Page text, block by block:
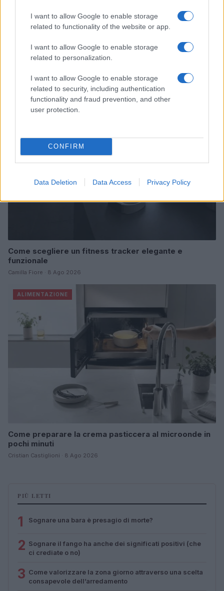
I want to allow Google to enable storage
related to functionality of the website or app.
I want to allow Google to enable storage
related to personalization.
I want to allow Google to enable storage
related to security, including authentication
functionality and fraud prevention, and other
user protection.
CONFIRM
Data Deletion Data Access Privacy Policy
focus e memoria
Camilla Fiore · 8 Ago 2026
FITNESS
Come scegliere un fitness tracker elegante e
funzionale
Camilla Fiore · 8 Ago 2026
ALIMENTAZIONE
Come preparare la crema pasticcera al microonde in
pochi minuti
Cristian Castiglioni · 8 Ago 2026
PIÙ LETTI
1 Sognare una bara è presagio di morte?
2 Sognare il fango ha anche dei significati positivi (che
ci crediate o no)
3 Come valorizzare la zona giorno attraverso una scelta
consapevole dell’arredamento